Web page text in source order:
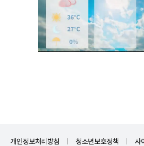
개인정보처리방침 청소년보호정책 사